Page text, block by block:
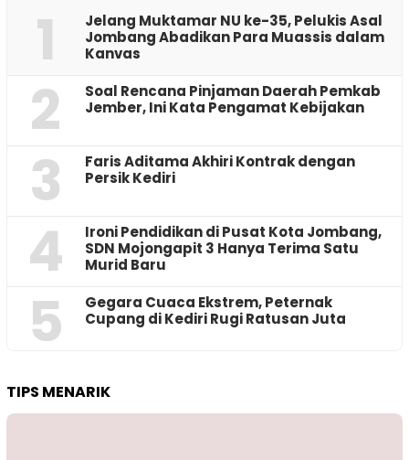
1
Jelang Muktamar NU ke-35, Pelukis Asal
Jombang Abadikan Para Muassis dalam
Kanvas
2
‎Soal Rencana Pinjaman Daerah Pemkab
Jember, Ini Kata Pengamat Kebijakan ‎
3
Faris Aditama Akhiri Kontrak dengan
Persik Kediri
4
Ironi Pendidikan di Pusat Kota Jombang,
SDN Mojongapit 3 Hanya Terima Satu
Murid Baru
5
‎Gegara Cuaca Ekstrem, Peternak
Cupang di Kediri Rugi Ratusan Juta
TIPS MENARIK